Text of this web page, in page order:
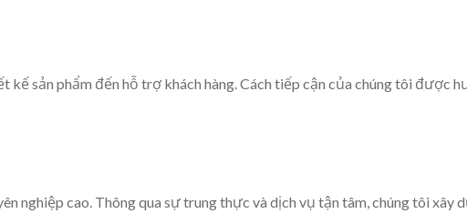
sản phẩm đến hỗ trợ khách hàng. Cách tiếp cận của chúng tôi được
nghiệp cao. Thông qua sự trung thực và dịch vụ tận tâm, chúng tôi xây